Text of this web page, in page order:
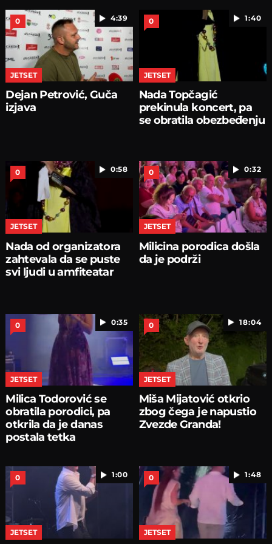
4:39
0
JETSET
Dejan Petrović, Guča
izjava
1:40
0
JETSET
Nada Topčagić
prekinula koncert, pa
se obratila obezbeđenju
0:58
0
JETSET
Nada od organizatora
zahtevala da se puste
svi ljudi u amfiteatar
0:32
0
JETSET
Milicina porodica došla
da je podrži
0:35
0
JETSET
Milica Todorović se
obratila porodici, pa
otkrila da je danas
postala tetka
18:04
0
JETSET
Miša Mijatović otkrio
zbog čega je napustio
Zvezde Granda!
1:00
0
JETSET
1:48
0
JETSET